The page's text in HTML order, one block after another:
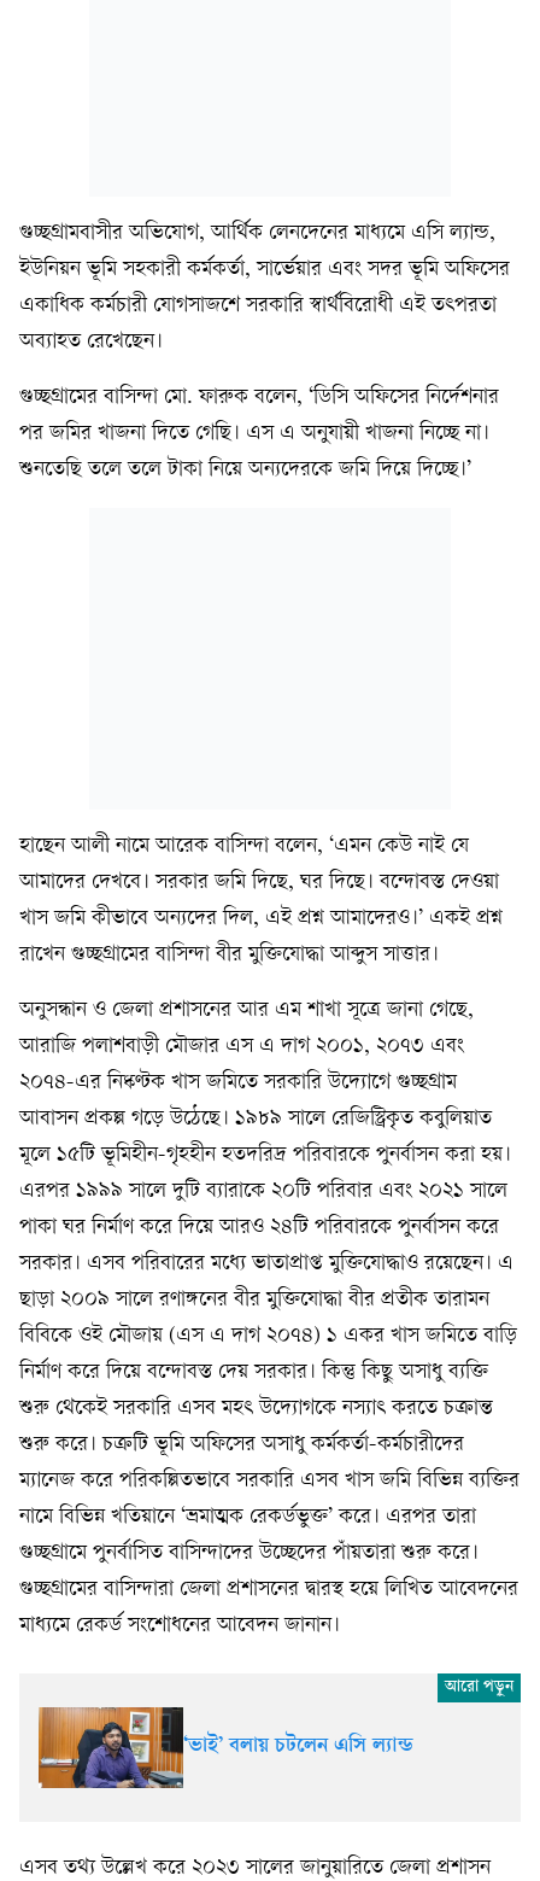
গুচ্ছগ্রামবাসীর অভিযোগ, আর্থিক লেনদেনের মাধ্যমে এসি ল্যান্ড,
ইউনিয়ন ভূমি সহকারী কর্মকর্তা, সার্ভেয়ার এবং সদর ভূমি অফিসের
একাধিক কর্মচারী যোগসাজশে সরকারি স্বার্থবিরোধী এই তৎপরতা
অব্যাহত রেখেছেন।
গুচ্ছগ্রামের বাসিন্দা মো. ফারুক বলেন, ‘ডিসি অফিসের নির্দেশনার
পর জমির খাজনা দিতে গেছি। এস এ অনুযায়ী খাজনা নিচ্ছে না।
শুনতেছি তলে তলে টাকা নিয়ে অন্যদেরকে জমি দিয়ে দিচ্ছে।’
হাছেন আলী নামে আরেক বাসিন্দা বলেন, ‘এমন কেউ নাই যে
আমাদের দেখবে। সরকার জমি দিছে, ঘর দিছে। বন্দোবস্ত দেওয়া
খাস জমি কীভাবে অন্যদের দিল, এই প্রশ্ন আমাদেরও।’ একই প্রশ্ন
রাখেন গুচ্ছগ্রামের বাসিন্দা বীর মুক্তিযোদ্ধা আব্দুস সাত্তার।
অনুসন্ধান ও জেলা প্রশাসনের আর এম শাখা সূত্রে জানা গেছে,
আরাজি পলাশবাড়ী মৌজার এস এ দাগ ২০০১, ২০৭৩ এবং
২০৭৪-এর নিষ্কণ্টক খাস জমিতে সরকারি উদ্যোগে গুচ্ছগ্রাম
আবাসন প্রকল্প গড়ে উঠেছে। ১৯৮৯ সালে রেজিস্ট্রিকৃত কবুলিয়াত
মূলে ১৫টি ভূমিহীন-গৃহহীন হতদরিদ্র পরিবারকে পুনর্বাসন করা হয়।
এরপর ১৯৯৯ সালে দুটি ব্যারাকে ২০টি পরিবার এবং ২০২১ সালে
পাকা ঘর নির্মাণ করে দিয়ে আরও ২৪টি পরিবারকে পুনর্বাসন করে
সরকার। এসব পরিবারের মধ্যে ভাতাপ্রাপ্ত মুক্তিযোদ্ধাও রয়েছেন। এ
ছাড়া ২০০৯ সালে রণাঙ্গনের বীর মুক্তিযোদ্ধা বীর প্রতীক তারামন
বিবিকে ওই মৌজায় (এস এ দাগ ২০৭৪) ১ একর খাস জমিতে বাড়ি
নির্মাণ করে দিয়ে বন্দোবস্ত দেয় সরকার। কিন্তু কিছু অসাধু ব্যক্তি
শুরু থেকেই সরকারি এসব মহৎ উদ্যোগকে নস্যাৎ করতে চক্রান্ত
শুরু করে। চক্রটি ভূমি অফিসের অসাধু কর্মকর্তা-কর্মচারীদের
ম্যানেজ করে পরিকল্পিতভাবে সরকারি এসব খাস জমি বিভিন্ন ব্যক্তির
নামে বিভিন্ন খতিয়ানে ‘ভ্রমাত্মক রেকর্ডভুক্ত’ করে। এরপর তারা
গুচ্ছগ্রামে পুনর্বাসিত বাসিন্দাদের উচ্ছেদের পাঁয়তারা শুরু করে।
গুচ্ছগ্রামের বাসিন্দারা জেলা প্রশাসনের দ্বারস্থ হয়ে লিখিত আবেদনের
মাধ্যমে রেকর্ড সংশোধনের আবেদন জানান।
‘ভাই’ বলায় চটলেন এসি ল্যান্ড
এসব তথ্য উল্লেখ করে ২০২৩ সালের জানুয়ারিতে জেলা প্রশাসন